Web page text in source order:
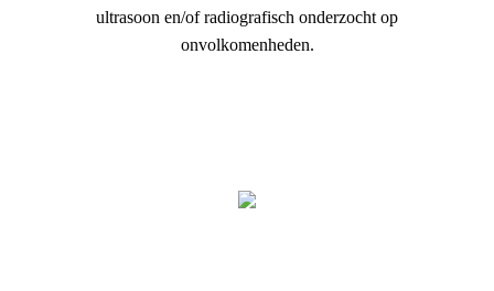
ultrasoon en/of radiografisch onderzocht op
onvolkomenheden.